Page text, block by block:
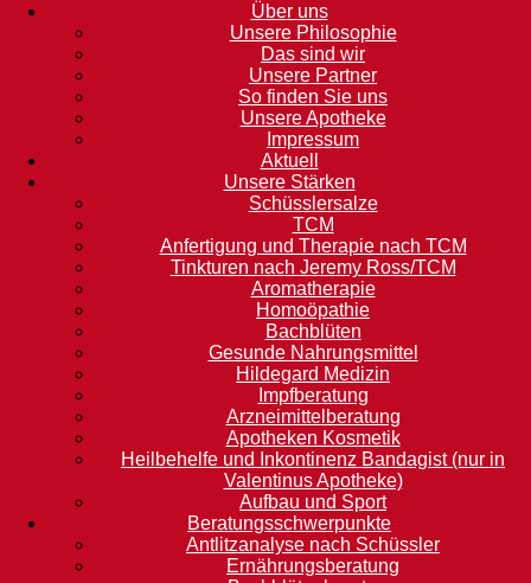
Über uns
Unsere Philosophie
Das sind wir
Unsere Partner
So finden Sie uns
Unsere Apotheke
Impressum
Aktuell
Unsere Stärken
Schüsslersalze
TCM
Anfertigung und Therapie nach TCM
Tinkturen nach Jeremy Ross/TCM
Aromatherapie
Homoöpathie
Bachblüten
Gesunde Nahrungsmittel
Hildegard Medizin
Impfberatung
Arzneimittelberatung
Apotheken Kosmetik
Heilbehelfe und Inkontinenz Bandagist (nur in
Valentinus Apotheke)
Aufbau und Sport
Beratungsschwerpunkte
Antlitzanalyse nach Schüssler
Ernährungsberatung